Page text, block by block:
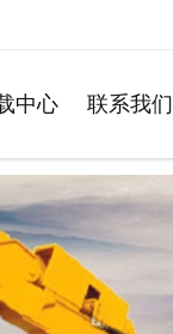
中心 联系我们